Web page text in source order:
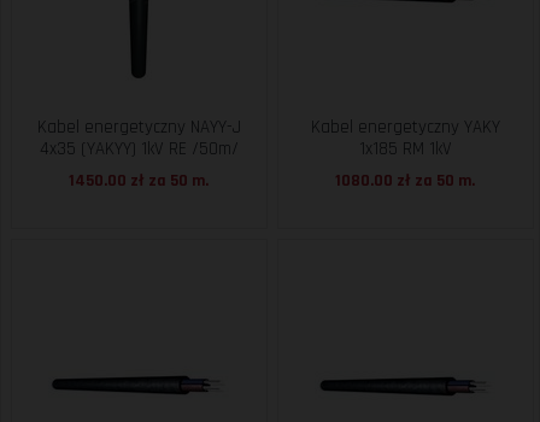
Kabel energetyczny NAYY-J
4x35 (YAKYY) 1kV RE /50m/
1450.00 zł za 50 m.
Kabel energetyczny YAKY
1x185 RM 1kV
1080.00 zł za 50 m.